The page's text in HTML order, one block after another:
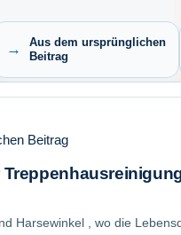
Aus dem ursprünglichen
Beitrag
Beitrag
Harsewinkel , wo die